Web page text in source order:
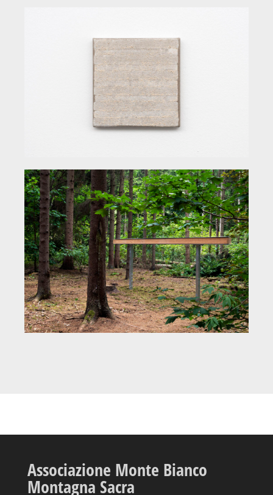
Associazione Monte Bianco
Montagna Sacra